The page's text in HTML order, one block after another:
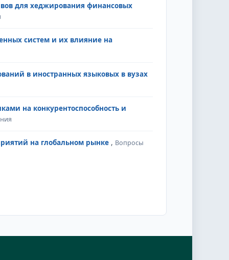
для хеджирования финансовых
систем и их влияние на
в иностранных языковых в вузах
на конкурентоспособность и
на глобальном рынке , Вопросы